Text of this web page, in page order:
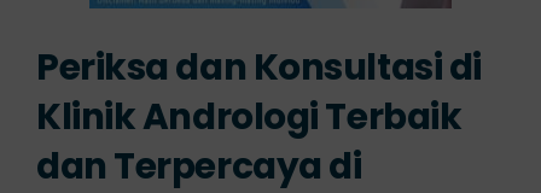
Periksa dan Konsultasi di
Klinik Andrologi Terbaik
dan Terpercaya di